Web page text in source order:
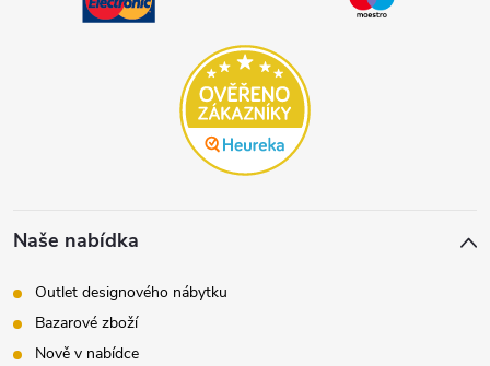
Naše nabídka
Outlet designového nábytku
Bazarové zboží
Nově v nabídce